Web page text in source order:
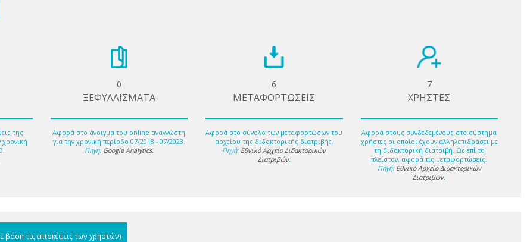
της
χρονική
0
ΞΕΦΥΛΛΙΣΜΑΤΑ
Αφορά στο άνοιγμα του online αναγνώστη
για την χρονική περίοδο 07/2018 - 07/2023.
Πηγή: Google Analytics.
6
ΜΕΤΑΦΟΡΤΩΣΕΙΣ
Αφορά στο σύνολο των μεταφορτώσων του
αρχείου της διδακτορικής διατριβής.
Πηγή: Εθνικό Αρχείο Διδακτορικών
Διατριβών.
7
ΧΡΗΣΤΕΣ
Αφορά στους συνδεδεμένους στο σύστημα
χρήστες οι οποίοι έχουν αλληλεπιδράσει με
τη διδακτορική διατριβή. Ως επί το
πλείστον, αφορά τις μεταφορτώσεις.
Πηγή: Εθνικό Αρχείο Διδακτορικών
Διατριβών.
βάση τις επισκέψεις των χρηστών)